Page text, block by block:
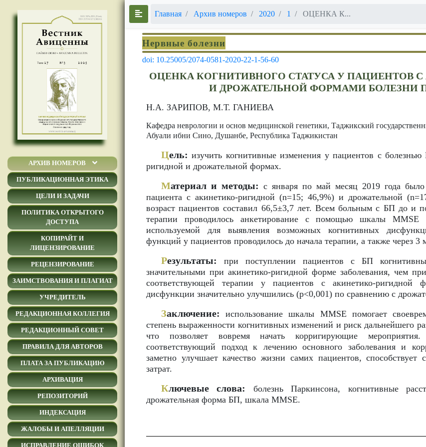
АРХИВ НОМЕРОВ
ПУБЛИКАЦИОННАЯ ЭТИКА
ЦЕЛИ И ЗАДАЧИ
ПОЛИТИКА ОТКРЫТОГО
ДОСТУПА
КОПИРАЙТ И
ЛИЦЕНЗИРОВАНИЕ
РЕЦЕНЗИРОВАНИЕ
ЗАИМСТВОВАНИЯ И ПЛАГИАТ
УЧРЕДИТЕЛЬ
РЕДАКЦИОННАЯ КОЛЛЕГИЯ
РЕДАКЦИОННЫЙ СОВЕТ
ПРАВИЛА ДЛЯ АВТОРОВ
ПЛАТА ЗА ПУБЛИКАЦИЮ
АРХИВАЦИЯ
РЕПОЗИТОРИЙ
ИНДЕКСАЦИЯ
ЖАЛОБЫ И АПЕЛЛЯЦИИ
ИСПРАВЛЕНИЕ ОШИБОК
Главная Архив номеров 2020 1 ОЦЕНКА К...
Нервные болезни
doi: 10.25005/2074-0581-2020-22-1-56-60
ОЦЕНКА КОГНИТИВНОГО СТАТУСА У ПАЦИЕНТОВ
И ДРОЖАТЕЛЬНОЙ ФОРМАМИ БОЛЕЗНИ
Н.А. ЗАРИПОВ, М.Т. ГАНИЕВА
Кафедра неврологии и основ медицинской генетики, Таджикский
Абуали ибни Сино, Душанбе, Республика Таджикистан
Цель: изучить когнитивные изменения у пациентов с
ригидной и дрожательной формах.
Материал и методы: с января по май месяц 2019 года
пациента с акинетико-ригидной (n=15; 46,9%) и дрожательной
возраст пациентов составил 66,5±3,7 лет. Всем больным с БП до и
терапии проводилось анкетирование с помощью шкалы MMSE
используемой для выявления возможных когнитивных
функций у пациентов проводилось до начала терапии, а также через 3
Результаты: при поступлении пациентов с БП
значительными при акинетико-ригидной форме заболевания, чем
соответствующей терапии у пациентов с акинетико-ригидной
дисфункции значительно улучшились (р<0,001) по сравнению с
Заключение: использование шкалы MMSE помогает
степень выраженности когнитивных изменений и риск дальнейшего
что позволяет вовремя начать корригирующие
соответствующий подход к лечению основного заболевания и
заметно улучшает качество жизни самих пациентов,
затрат.
Ключевые слова:
болезнь Паркинсона, когнитивные
дрожательная форма БП, шкала MMSE.